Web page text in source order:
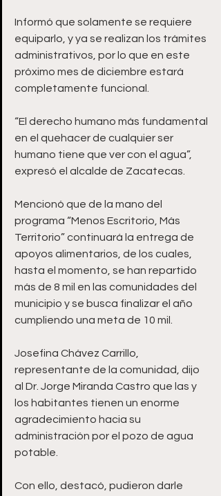
Informó que solamente se requiere
equiparlo, y ya se realizan los trámites
administrativos, por lo que en este
próximo mes de diciembre estará
completamente funcional.
“El derecho humano más fundamental
en el quehacer de cualquier ser
humano tiene que ver con el agua”,
expresó el alcalde de Zacatecas.
Mencionó que de la mano del
programa “Menos Escritorio, Más
Territorio” continuará la entrega de
apoyos alimentarios, de los cuales,
hasta el momento, se han repartido
más de 8 mil en las comunidades del
municipio y se busca finalizar el año
cumpliendo una meta de 10 mil.
Josefina Chávez Carrillo,
representante de la comunidad, dijo
al Dr. Jorge Miranda Castro que las y
los habitantes tienen un enorme
agradecimiento hacia su
administración por el pozo de agua
potable.
Con ello, destacó, pudieron darle